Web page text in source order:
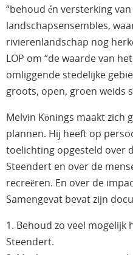
“behoud én versterking
landschapsensembles,
rivierenlandschap nog
LOP om “de waarde van
omliggende stedelijke
groots, open, groen weids
Melvin Könings maakt zich
plannen. Hij heeft op
toelichting opgesteld over
Steendert en over de
recreëren. En over de
Samengevat bevat zijn
1. Behoud zo veel
Steendert.